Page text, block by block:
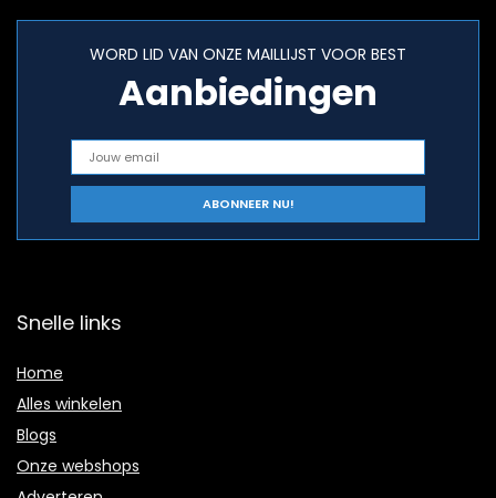
WORD LID VAN ONZE MAILLIJST VOOR BEST
Aanbiedingen
Snelle links
Home
Alles winkelen
Blogs
Onze webshops